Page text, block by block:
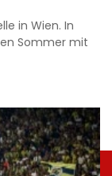
in Wien. In
Sommer mit